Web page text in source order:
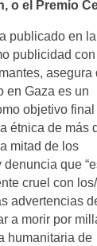
o el Premio
publicado en la
publicidad con
asegura
en Gaza es un
objetivo final
étnica de más
mitad de los
denuncia que
cruel con
advertencias
a morir por
humanitaria de